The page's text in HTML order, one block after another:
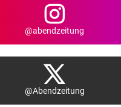
@abendzeitung
@Abendzeitung